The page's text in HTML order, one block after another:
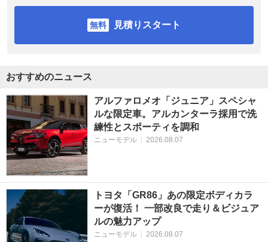
見積りスタート
おすすめのニュース
アルファロメオ「ジュニア」スペシャ
ルな限定車。アルカンターラ採用で洗
練性とスポーティを調和
ニューモデル 2026.08.07
トヨタ「GR86」あの限定ボディカラ
ーが復活！ 一部改良で走り＆ビジュア
ルの魅力アップ
ニューモデル 2026.08.07